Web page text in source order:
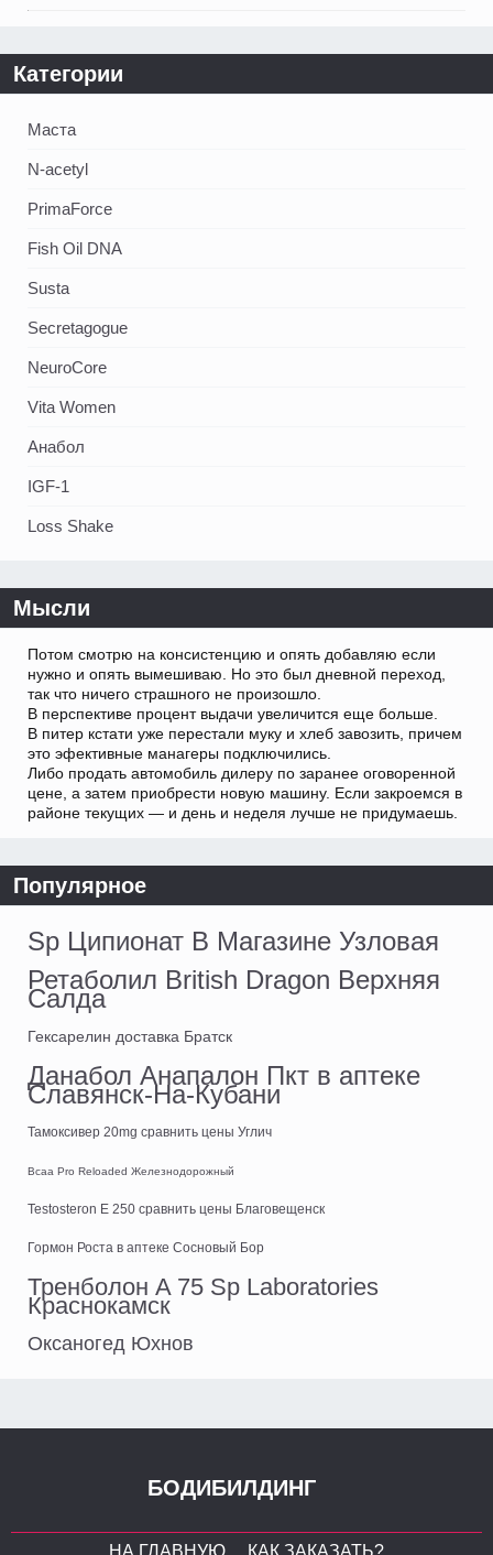
Категории
Маста
N-acetyl
PrimaForce
Fish Oil DNA
Susta
Secretagogue
NeuroCore
Vita Women
Анабол
IGF-1
Loss Shake
Мысли
Потом смотрю на консистенцию и опять добавляю если
нужно и опять вымешиваю. Но это был дневной переход,
так что ничего страшного не произошло.
В перспективе процент выдачи увеличится еще больше.
В питер кстати уже перестали муку и хлеб завозить, причем
это эфективные манагеры подключились.
Либо продать автомобиль дилеру по заранее оговоренной
цене, а затем приобрести новую машину. Если закроемся в
районе текущих — и день и неделя лучше не придумаешь.
Популярное
Sp Ципионат В Магазине Узловая
Ретаболил British Dragon Верхняя
Салда
Гексарелин доставка Братск
Данабол Анапалон Пкт в аптеке
Славянск-На-Кубани
Тамоксивер 20mg сравнить цены Углич
Bcaa Pro Reloaded Железнодорожный
Testosteron E 250 сравнить цены Благовещенск
Гормон Роста в аптеке Сосновый Бор
Тренболон A 75 Sp Laboratories
Краснокамск
Оксаногед Юхнов
БОДИБИЛДИНГ
НА ГЛАВНУЮ КАК ЗАКАЗАТЬ?